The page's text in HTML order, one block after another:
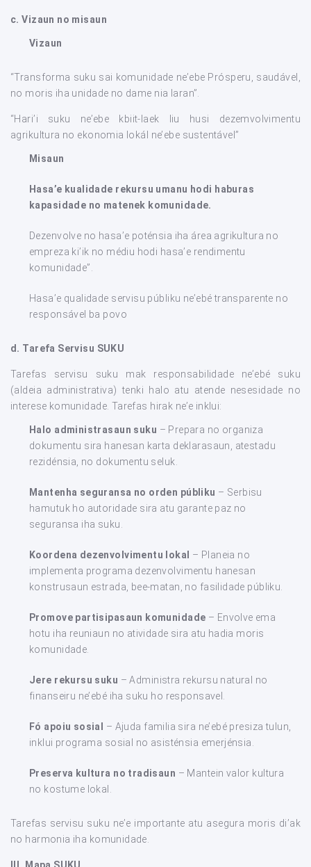
c. Vizaun no misaun
Vizaun
“Transforma suku sai komunidade ne’ebe Prósperu, saudável,
no moris iha unidade no dame nia laran”.
“Hari’i suku ne’ebe kbiit-laek liu husi dezemvolvimentu
agrikultura no ekonomia lokál ne’ebe sustentável”
Misaun
Hasa’e kualidade rekursu umanu hodi haburas
kapasidade no matenek komunidade.
Dezenvolve no hasa’e poténsia iha área agrikultura no
empreza ki’ik no médiu hodi hasa’e rendimentu
komunidade”.
Hasa’e qualidade servisu públiku ne’ebé transparente no
responsável ba povo
d. Tarefa Servisu SUKU
Tarefas servisu suku mak responsabilidade ne’ebé suku
(aldeia administrativa) tenki halo atu atende nesesidade no
interese komunidade. Tarefas hirak ne’e inklui:
Halo administrasaun suku – Prepara no organiza
dokumentu sira hanesan karta deklarasaun, atestadu
rezidénsia, no dokumentu seluk.
Mantenha seguransa no orden públiku – Serbisu
hamutuk ho autoridade sira atu garante paz no
seguransa iha suku.
Koordena dezenvolvimentu lokal
– Planeia no
implementa programa dezenvolvimentu hanesan
konstrusaun estrada, bee-matan, no fasilidade públiku.
Promove partisipasaun komunidade – Envolve ema
hotu iha reuniaun no atividade sira atu hadia moris
komunidade.
Jere rekursu suku – Administra rekursu natural no
finanseiru ne’ebé iha suku ho responsavel.
Fó apoiu sosial
– Ajuda familia sira ne’ebé presiza tulun,
inklui programa sosial no asisténsia emerjénsia.
Preserva kultura no tradisaun – Mantein valor kultura
no kostume lokal.
Tarefas servisu suku ne’e importante atu asegura moris di’ak
no harmonia iha komunidade.
Mapa SUKU